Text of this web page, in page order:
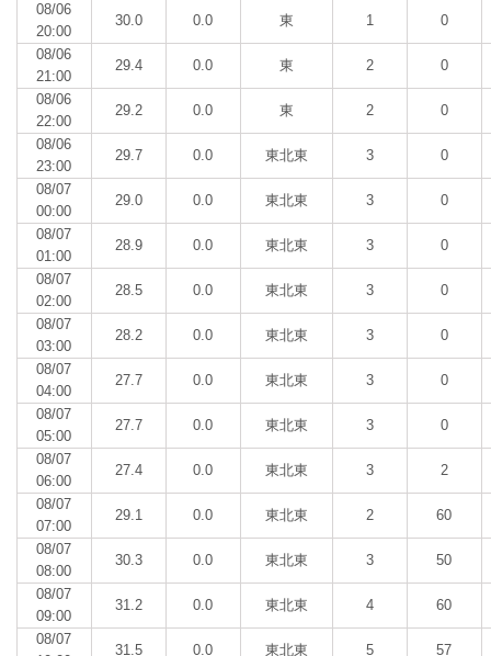
08/06
20:00
30.0 0.0 東 1 0
08/06
21:00
29.4 0.0 東 2 0
08/06
22:00
29.2 0.0 東 2 0
08/06
23:00
29.7 0.0 東北東 3 0
08/07
00:00
29.0 0.0 東北東 3 0
08/07
01:00
28.9 0.0 東北東 3 0
08/07
02:00
28.5 0.0 東北東 3 0
08/07
03:00
28.2 0.0 東北東 3 0
08/07
04:00
27.7 0.0 東北東 3 0
08/07
05:00
27.7 0.0 東北東 3 0
08/07
06:00
27.4 0.0 東北東 3 2
08/07
07:00
29.1 0.0 東北東 2 60
08/07
08:00
30.3 0.0 東北東 3 50
08/07
09:00
31.2 0.0 東北東 4 60
08/07
31.5 0.0 東北東 5 57